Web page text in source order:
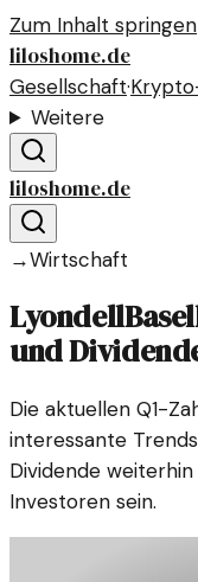
Zum Inhalt springen
liloshome.de
Gesellschaft·
Weitere
liloshome.de
→Wirtschaft
und
Die aktuellen Q1-
interessante
Dividende
Investoren sein.